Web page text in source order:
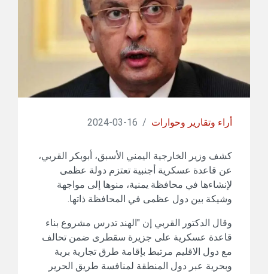
أراء وتقارير وحوارات /
16-03-2024
كشف وزير الخارجية اليمني الأسبق، أبوبكر القربي،
عن قاعدة عسكرية أجنبية تعتزم دولة عظمى
لإنشاءها في محافظة يمنية، منوها إلى مواجهة
وشيكة بين دول عظمى في المحافظة ذاتها.
وقال الدكتور القربي إن "الهند تدرس مشروع بناء
قاعدة عسكرية على جزيرة سقطرى ضمن تحالف
مع دول الاقليم مرتبط بإقامة طرق تجارية برية
وبحرية عبر دول المنطقة لمنافسة طريق الحرير